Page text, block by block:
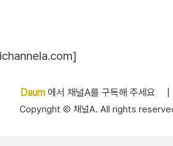
Daum 에서 채널A를 구독해 주세요
Copyright Ⓒ 채널A. All rights reserved.